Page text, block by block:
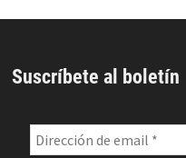
Suscríbete al boletín